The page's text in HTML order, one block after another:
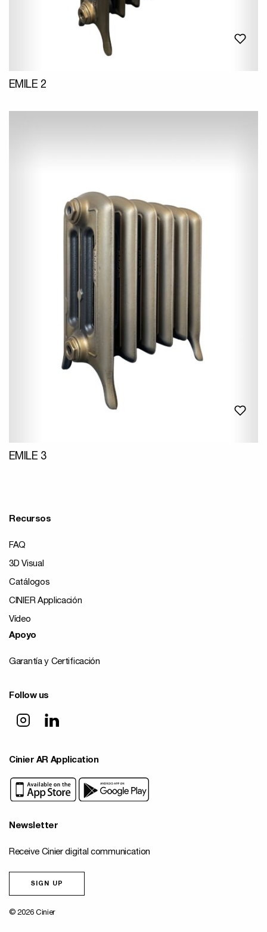
EMILE 2
EMILE 3
Recursos
FAQ
3D Visual
Catálogos
CINIER Applicación
Vídeo
Apoyo
Garantía y Certificación
Follow us
Cinier AR Application
Newsletter
Receive Cinier digital communication
SIGN UP
© 2026 Cinier